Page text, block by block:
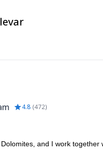
4.8 (472)
and I work